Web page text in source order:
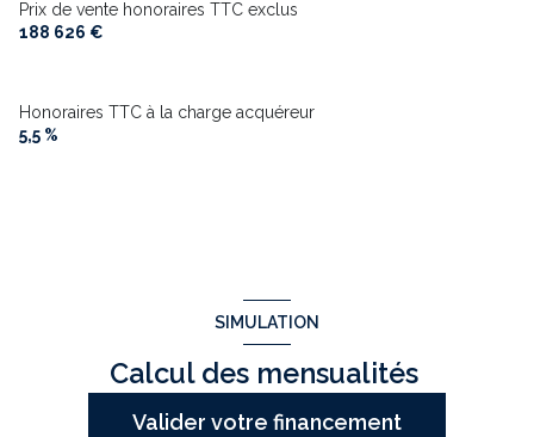
Prix de vente honoraires TTC exclus
188 626 €
Honoraires TTC à la charge acquéreur
5,5 %
SIMULATION
Calcul des mensualités
Valider votre financement